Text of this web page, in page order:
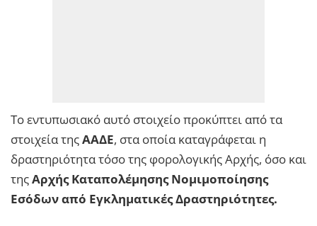
Το εντυπωσιακό αυτό στοιχείο προκύπτει από τα
στοιχεία τηςΑΑΔΕ, στα οποία καταγράφεται η
δραστηριότητα τόσο της φορολογικής Αρχής, όσο και
τηςΑρχής Καταπολέμησης Νομιμοποίησης
Εσόδων από Εγκληματικές Δραστηριότητες.